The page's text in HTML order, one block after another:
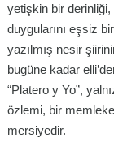
yetişkin bir derinliği,
duygularını eşsiz
yazılmış nesir
bugüne kadar
“Platero y Yo”,
özlemi, bir
mersiyedir.